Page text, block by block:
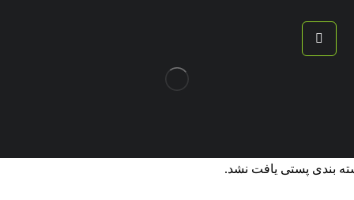
بندی پستی یافت نشد.